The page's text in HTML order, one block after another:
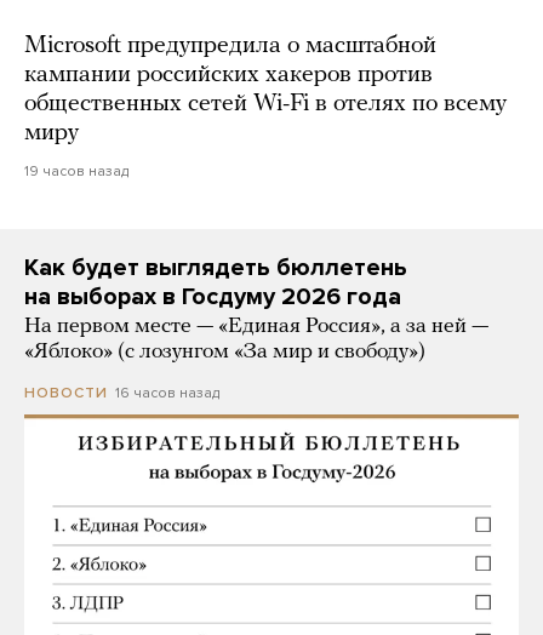
Microsoft предупредила о масштабной
кампании российских хакеров против
общественных сетей Wi-Fi в отелях по всему
миру
19 часов назад
Как будет выглядеть бюллетень
на выборах в Госдуму 2026 года
На первом месте — «Единая Россия», а за ней —
«Яблоко» (с лозунгом «За мир и свободу»)
НОВОСТИ 16 часов назад